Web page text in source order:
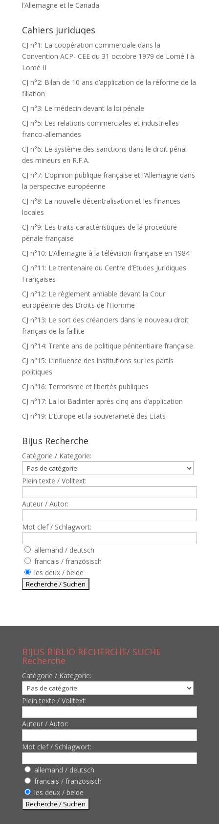
l’Allemagne et le Canada
Cahiers juriduqes
CJ n°1: La coopération commerciale dans la
Convention ACP- CEE du 31 octobre 1979 de Lomé I à
Lomé II
CJ n°2: Bilan de 10 ans d’application de la réforme de la
filiation
CJ n°3: Le médecin devant la loi pénale
CJ n°5: Les relations commerciales et industrielles
franco-allemandes
CJ n°6: Le système des sanctions dans le droit pénal
des mineurs en R.F.A.
CJ n°7: L’opinion publique française et l’Allemagne dans
la perspective européenne
CJ n°8: La nouvelle décentralisation et les finances
locales
CJ n°9: Les traits caractéristiques de la procedure
pénale française
CJ n°10: L’Allemagne à la télévision française en 1984
CJ n°11: Le trentenaire du Centre d’Etudes Juridiques
Françaises
CJ n°12: Le règlement amiable devant la Cour
européenne des Droits de l’Homme
CJ n°13: Le sort des créanciers dans le nouveau droit
français de la faillite
CJ n°14: Trente ans de politique pénitentiaire française
CJ n°15: L’influence des institutions sur les partis
politiques
CJ n°16: Terrorisme et libertés publiques
CJ n°17: La loi Badinter après cinq ans d’application
CJ n°19: L’Europe et la souveraineté des Etats
Bijus Recherche
Catègorie / Kategorie:
Plein texte / Volltext:
Auteur / Autor:
Mot clef / Schlagwort:
allemand / deutsch
francais / französisch
les deux / beide
BIJUS BIBLIO RECHERCHE/ SUCHE
Recherche
Catègorie / Kategorie:
Plein texte / Volltext:
Auteur / Autor:
Mot clef / Schlagwort:
allemand / deutsch
francais / französisch
les deux / beide